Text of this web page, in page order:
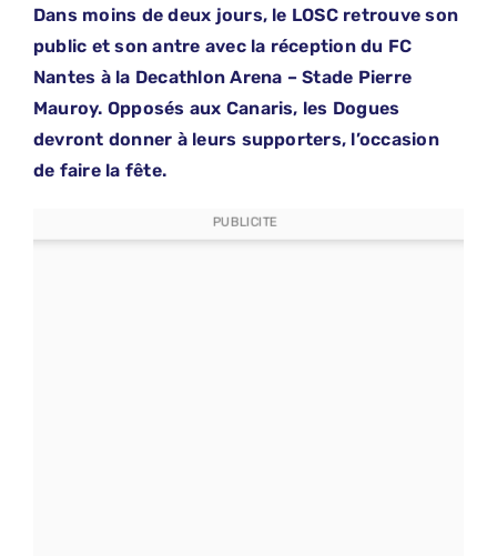
Dans moins de deux jours, le LOSC retrouve son
public et son antre avec la réception du FC
Nantes à la Decathlon Arena – Stade Pierre
Mauroy. Opposés aux Canaris, les Dogues
devront donner à leurs supporters, l’occasion
de faire la fête.
PUBLICITE